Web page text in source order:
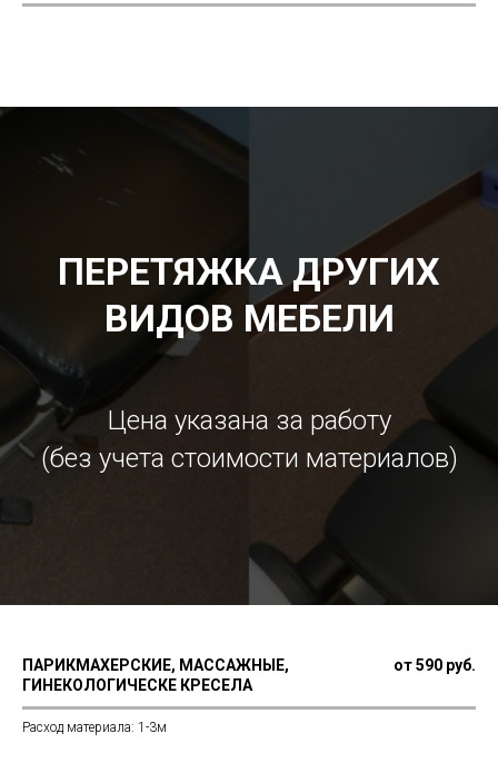
ПЕРЕТЯЖКА ДРУГИХ
ВИДОВ МЕБЕЛИ
Цена указана за работу
(без учета стоимости материалов)
ПАРИКМАХЕРСКИЕ, МАССАЖНЫЕ,
ГИНЕКОЛОГИЧЕСКЕ КРЕСЕЛА
от 590 руб.
Расход материала: 1-3м